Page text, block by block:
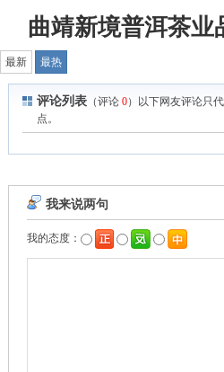
曲靖新境普洱茶业
最新 最热
评论列表（评论 0）以下网友评论只
点。
我来说两句
我的态度：